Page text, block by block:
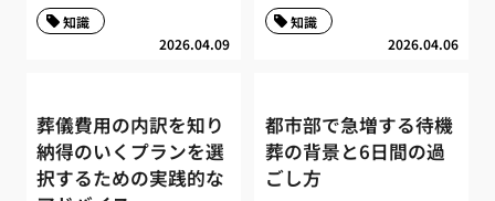
2026.04.09
知識
2026.04.06
知識
葬儀費用の内訳を知り
納得のいくプランを選
択するための実践的な
都市部で急増する待機
葬の背景と6日間の過
ごし方